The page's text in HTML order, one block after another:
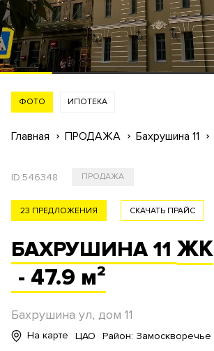
ФОТО ИПОТЕКА
Главная ПРОДАЖА Бахрушина 11
ID:546348 ПРОДАЖА
СКАЧАТЬ ПРАЙС
23 ПРЕДЛОЖЕНИЯ
БАХРУШИНА 11 ЖК
- 47.9 м²
Бахрушина ул, дом 11
На карте ЦАО Район: Замоскворечье